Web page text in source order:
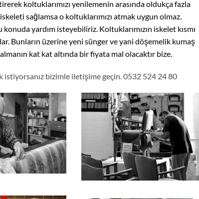
koltuklarımızı yenilemenin arasında oldukça fazla
sağlamsa o koltuklarımızı atmak uygun olmaz.
yardım isteyebiliriz. Koltuklarımızın iskelet kısmı
Bunların üzerine yeni sünger ve yani döşemelik kumaş
kat kat altında bir fiyata mal olacaktır bize.
istiyorsanız bizimle iletişime geçin. 0532 524 24 80